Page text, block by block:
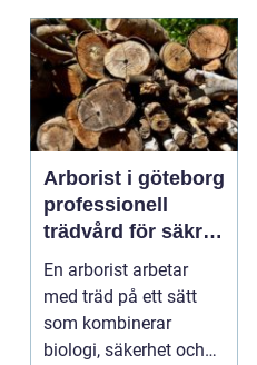
Arborist i göteborg
professionell
trädvård för säkra
och friska träd
En arborist arbetar
med träd på ett sätt
som kombinerar
biologi, säkerhet och